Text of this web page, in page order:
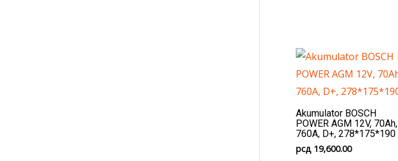
Akumulator BOSCH
POWER AGM 12V, 70Ah,
760A, D+, 278*175*190
рсд 19,600.00